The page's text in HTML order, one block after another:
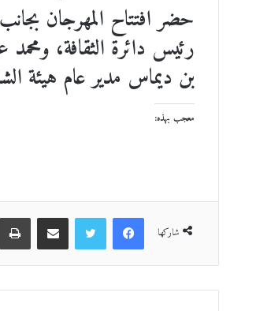
حضر افتتاح المهرجان
رئيس دائرة الثقافة،
بن ديماس مدير عام هيئة
معجب بهذه:
شاركها
فيسبوك